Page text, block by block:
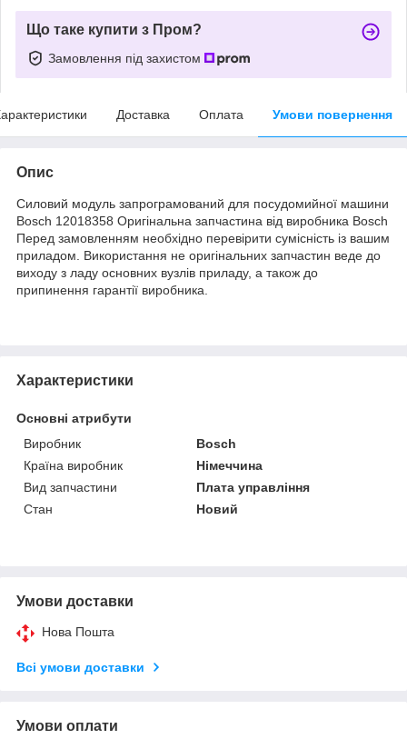
Що таке купити з Пром?
Замовлення під захистом
Доставка Оплата Умови повернення
Опис
Силовий модуль запрограмований для посудомийної машини
Bosch 12018358 Оригінальна запчастина від виробника Bosch
Перед замовленням необхідно перевірити сумісність із вашим
приладом. Використання не оригінальних запчастин веде до
виходу з ладу основних вузлів приладу, а також до
припинення гарантії виробника.
Характеристики
Основні атрибути
Виробник
Bosch
Країна виробник
Німеччина
Вид запчастини
Плата управління
Стан
Новий
Умови доставки
Нова Пошта
Всі умови доставки
Умови оплати